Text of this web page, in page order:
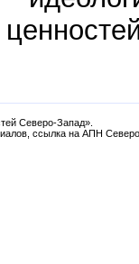
Северо-Запад».
ссылка на АПН